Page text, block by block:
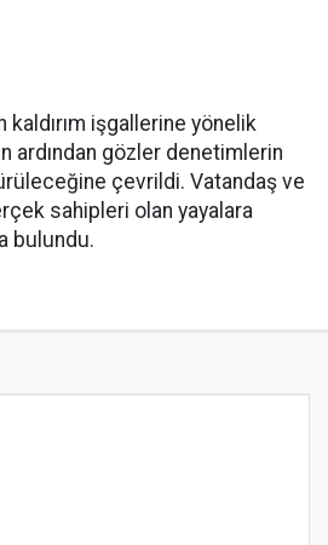
kaldırım işgallerine yönelik
ardından gözler denetimlerin
çevrildi. Vatandaş ve
sahipleri olan yayalara
bulundu.